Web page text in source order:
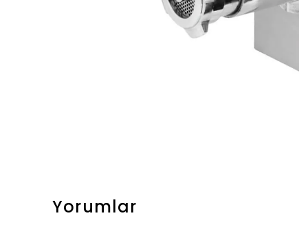
Yorumlar